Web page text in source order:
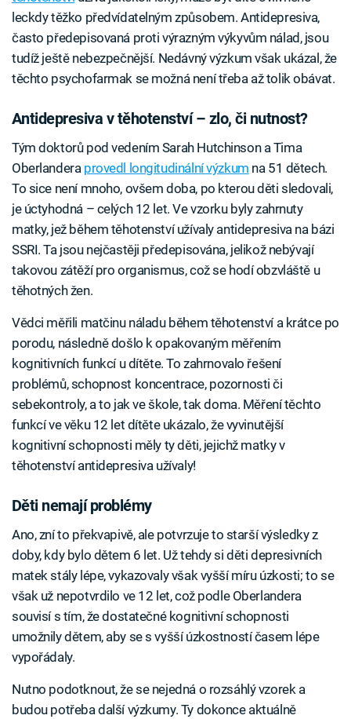
leckdy těžko předvídatelným způsobem. Antidepresiva,
často předepisovaná proti výrazným výkyvům nálad, jsou
tudíž ještě nebezpečnější. Nedávný výzkum však ukázal, že
těchto psychofarmak se možná není třeba až tolik obávat.
Antidepresiva v těhotenství – zlo, či nutnost?
Tým doktorů pod vedením Sarah Hutchinson a Tima
Oberlandera provedl longitudinální výzkum na 51 dětech.
To sice není mnoho, ovšem doba, po kterou děti sledovali,
je úctyhodná – celých 12 let. Ve vzorku byly zahrnuty
matky, jež během těhotenství užívaly antidepresiva na bázi
SSRI. Ta jsou nejčastěji předepisována, jelikož nebývají
takovou zátěží pro organismus, což se hodí obzvláště u
těhotných žen.
Vědci měřili matčinu náladu během těhotenství a krátce po
porodu, následně došlo k opakovaným měřením
kognitivních funkcí u dítěte. To zahrnovalo řešení
problémů, schopnost koncentrace, pozornosti či
sebekontroly, a to jak ve škole, tak doma. Měření těchto
funkcí ve věku 12 let dítěte ukázalo, že vyvinutější
kognitivní schopnosti měly ty děti, jejichž matky v
těhotenství antidepresiva užívaly!
Děti nemají problémy
Ano, zní to překvapivě, ale potvrzuje to starší výsledky z
doby, kdy bylo dětem 6 let. Už tehdy si děti depresivních
matek stály lépe, vykazovaly však vyšší míru úzkosti; to se
však už nepotvrdilo ve 12 let, což podle Oberlandera
souvisí s tím, že dostatečné kognitivní schopnosti
umožnily dětem, aby se s vyšší úzkostností časem lépe
vypořádaly.
Nutno podotknout, že se nejedná o rozsáhlý vzorek a
budou potřeba další výzkumy. Ty dokonce aktuálně